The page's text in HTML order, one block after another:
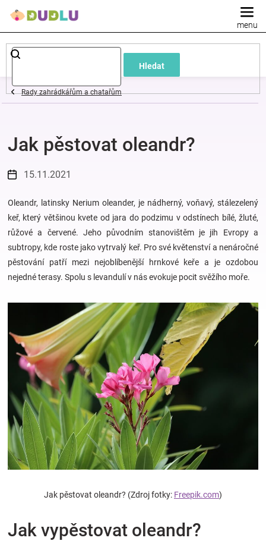
Hledat
Dětské
a
oblečení
Pokojíček
a
kojenecká
výbava
zábava
děti
Těhotenské
Rady zahrádkářům a chatařům
Jak pěstovat oleandr?
15.11.2021
Oleandr, latinsky Nerium oleander, je nádherný, voňavý, stálezelený
keř, který většinou kvete od jara do podzimu v odstínech bílé, žluté,
růžové a červené. Jeho původním stanovištěm je jih Evropy a
subtropy, kde roste jako vytrvalý keř. Pro své květenství a nenáročné
pěstování patří mezi nejoblíbenější hrnkové keře a je ozdobou
nejedné terasy. Spolu s levandulí v nás evokuje pocit svěžího moře.
Jak pěstovat oleandr? (Zdroj fotky: Freepik.com)
Jak vypěstovat oleandr?